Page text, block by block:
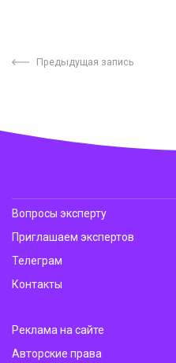
Предыдущая запись
Вопросы эксперту
Приглашаем экспертов
Телеграм
Контакты
Реклама на сайте
Авторские права